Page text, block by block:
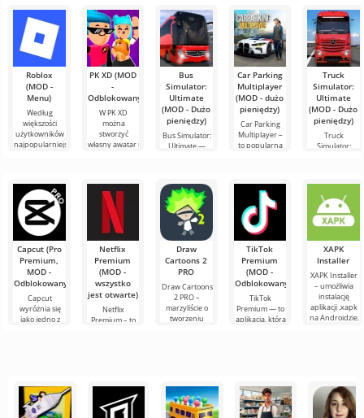
Roblox
(MOD -
Menu)
Według
większości
użytkowników
najpopularniejszą
pozostaje
Roblox. Projekt
PK XD (MOD
-
Odblokowany)
W PK XD
można
stworzyć
własny awatar i
uczestników.
Kolorowa
grafika i
Bus
Simulator:
Ultimate
(MOD - Dużo
pieniędzy)
Bus Simulator:
Ultimate —
oferująca
nieograniczone
Car Parking
Multiplayer
(MOD - dużo
pieniędzy)
Car Parking
Multiplayer –
to popularna
wcielają się w
rolę
Truck
Simulator:
Ultimate
(MOD - Dużo
pieniędzy)
Truck
Simulator:
przewozów
ciężarowych i
elementu
Capcut (Pro
Premium,
MOD -
Odblokowany)
Capcut
wyróżnia się
jako jedno z
Netflix
Premium
(MOD -
wszystko
jest otwarte)
Netflix
Premium – to
Draw
Cartoons 2
PRO
Draw Cartoons
2 PRO –
marzyliście o
tworzeniu
TikTok
Premium
(MOD -
Odblokowany)
TikTok
Premium — to
aplikacja, która
XAPK
Installer
XAPK Installer
– umożliwia
instalację
aplikacji .xapk
na Androidzie.